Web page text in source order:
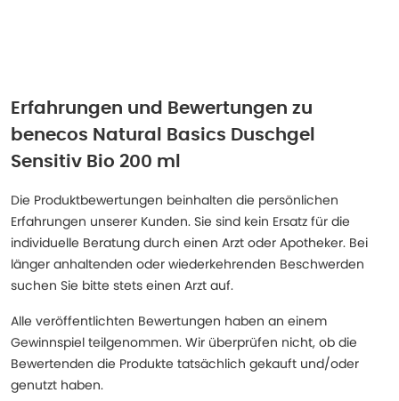
Erfahrungen und Bewertungen zu
benecos Natural Basics Duschgel
Sensitiv Bio 200 ml
Die Produktbewertungen beinhalten die persönlichen
Erfahrungen unserer Kunden. Sie sind kein Ersatz für die
individuelle Beratung durch einen Arzt oder Apotheker. Bei
länger anhaltenden oder wiederkehrenden Beschwerden
suchen Sie bitte stets einen Arzt auf.
Alle veröffentlichten Bewertungen haben an einem
Gewinnspiel teilgenommen. Wir überprüfen nicht, ob die
Bewertenden die Produkte tatsächlich gekauft und/oder
genutzt haben.